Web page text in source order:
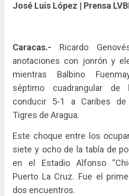
José Luis López | Prensa
Caracas.- Ricardo
anotaciones con jonrón y
mientras Balbino
séptimo cuadrangular de
conducir 5-1 a Caribes de
Tigres de Aragua.
Este choque entre los
siete y ocho de la tabla de
en el Estadio Alfonso
Puerto La Cruz. Fue el
dos encuentros.